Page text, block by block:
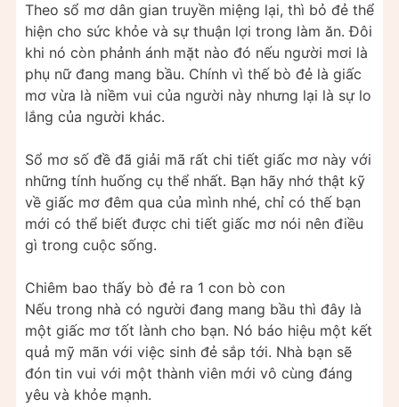
Theo sổ mơ dân gian truyền miệng lại, thì bỏ đẻ thể
hiện cho sức khỏe và sự thuận lợi trong làm ăn. Đôi
khi nó còn phảnh ánh mặt nào đó nếu người mơi là
phụ nữ đang mang bầu. Chính vì thế bò đẻ là giấc
mơ vừa là niềm vui của người này nhưng lại là sự lo
lắng của người khác.
Sổ mơ số đề đã giải mã rất chi tiết giấc mơ này với
những tính huống cụ thể nhất. Bạn hãy nhớ thật kỹ
về giấc mơ đêm qua của mình nhé, chỉ có thế bạn
mới có thể biết được chi tiết giấc mơ nói nên điều
gì trong cuộc sống.
Chiêm bao thấy bò đẻ ra 1 con bò con
Nếu trong nhà có người đang mang bầu thì đây là
một giấc mơ tốt lành cho bạn. Nó báo hiệu một kết
quả mỹ mãn với việc sinh đẻ sắp tới. Nhà bạn sẽ
đón tin vui với một thành viên mới vô cùng đáng
yêu và khỏe mạnh.